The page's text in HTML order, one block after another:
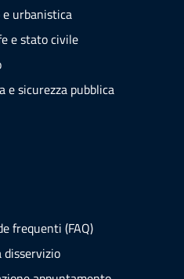
e urbanistica
e stato civile
e sicurezza pubblica
frequenti (FAQ)
disservizio